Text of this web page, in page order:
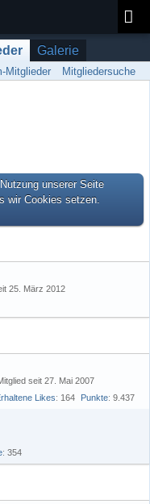
Galerie
Mitglieder Mitgliedersuche
unserer Seite
wir Cookies setzen.
25. März 2012
seit 27. Mai 2007
Likes 164 Punkte 9.437
354